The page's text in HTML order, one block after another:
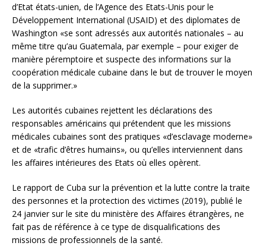
d’Etat états-unien, de l’Agence des Etats-Unis pour le
Développement International (USAID) et des diplomates de
Washington «se sont adressés aux autorités nationales – au
même titre qu’au Guatemala, par exemple – pour exiger de
manière péremptoire et suspecte des informations sur la
coopération médicale cubaine dans le but de trouver le moyen
de la supprimer.»
Les autorités cubaines rejettent les déclarations des
responsables américains qui prétendent que les missions
médicales cubaines sont des pratiques «d’esclavage moderne»
et de «trafic d’êtres humains», ou qu’elles interviennent dans
les affaires intérieures des Etats où elles opèrent.
Le rapport de Cuba sur la prévention et la lutte contre la traite
des personnes et la protection des victimes (2019), publié le
24 janvier sur le site du ministère des Affaires étrangères, ne
fait pas de référence à ce type de disqualifications des
missions de professionnels de la santé.